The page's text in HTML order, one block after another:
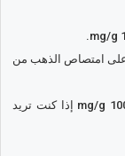
على امتصاص الذهب من
نصيحة من Cairo Minerals: لا تختار كربونًا أقل من 1000 mg/g إذا كنت تريد